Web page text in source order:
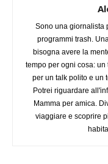
Sono una giornalista
programmi trash.
bisogna avere la
tempo per ogni cosa:
per un talk polito e un
Potrei riguardare
Mamma per amica.
viaggiare e scoprire